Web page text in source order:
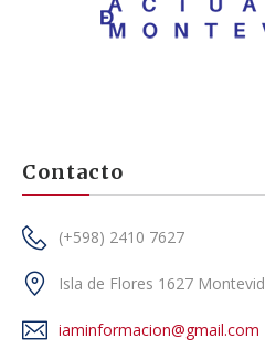
Contacto
(+598) 2410 7627
Isla de Flores 1627
iaminformacion@gmail.com